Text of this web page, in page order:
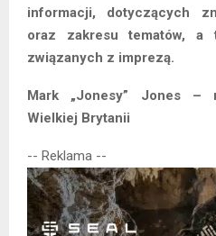
informacji, dotyczących
oraz zakresu tematów, a
związanych z imprezą.
Mark „Jonesy” Jones –
Wielkiej Brytanii
-- Reklama --